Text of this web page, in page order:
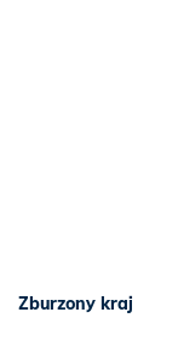
Zburzony kraj